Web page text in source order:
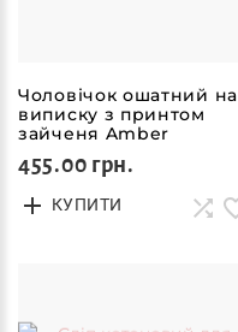
Чоловічок ошатний на
виписку з принтом
зайченя Amber
455.00 грн.
КУПИТИ